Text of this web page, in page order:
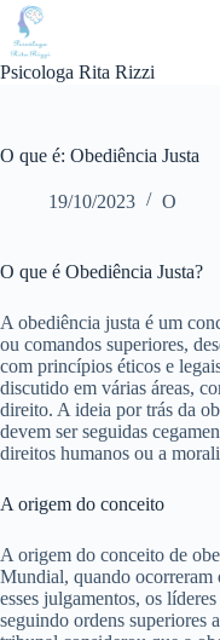
Pular
para
conteúdo
Psicologa Rita Rizzi
O que é: Obediência Justa
19/10/2023 O
O que é Obediência Justa?
A obediência justa é um
ou comandos superiores,
com princípios éticos e
discutido em várias áreas,
direito. A ideia por trás da
devem ser seguidas
direitos humanos ou a
A origem do conceito
A origem do conceito de
Mundial, quando ocorreram
esses julgamentos, os
seguindo ordens superiores